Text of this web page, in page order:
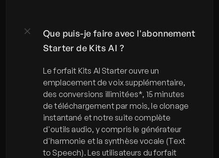
Que puis-je faire avec l'abonnement
Starter de Kits AI ?
Le forfait Kits AI Starter ouvre un
emplacement de voix supplémentaire,
des conversions illimitées*, 15 minutes
de téléchargement par mois, le clonage
instantané et notre suite complète
d'outils audio, y compris le générateur
d'harmonie et la synthèse vocale (Text
to Speech). Les utilisateurs du forfait